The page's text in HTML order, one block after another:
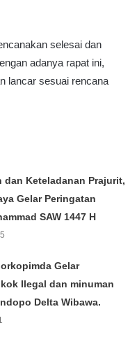
selesai dan
adanya rapat ini,
lancar sesuai rencana
dan Keteladanan Prajurit,
Gelar Peringatan
SAW 1447 H
Gelar
Ilegal dan minuman
Delta Wibawa.